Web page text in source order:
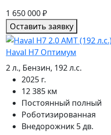
1 650 000₽
Оставить заявку
Haval H7 Оптимум
2 л., Бензин, 192 л.с.
2025 г.
12 385 км
Постоянный полный
Роботизированная
Внедорожник 5 дв.